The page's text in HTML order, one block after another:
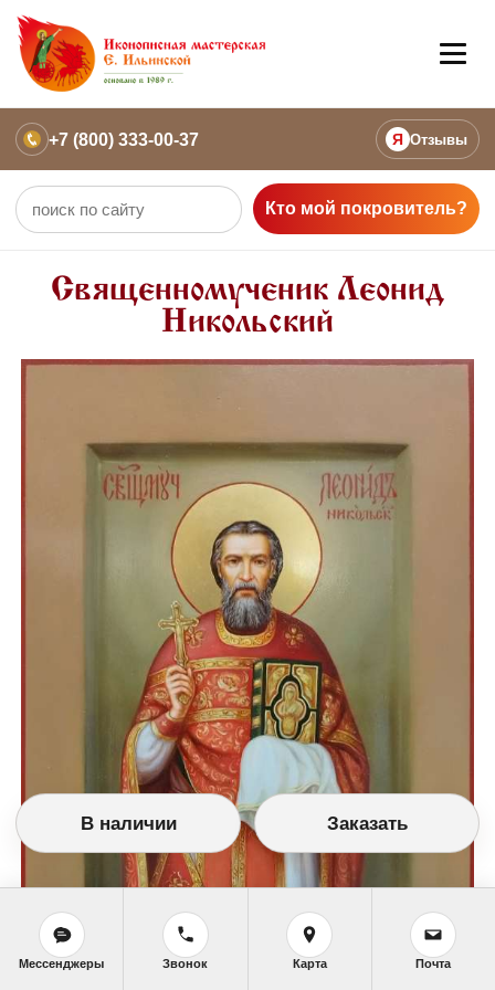
+7 (800) 333-00-37 Я Отзывы
Кто мой покровитель?
Священномученик Леонид
Никольский
В наличии Заказать
Мессенджеры Звонок Карта Почта